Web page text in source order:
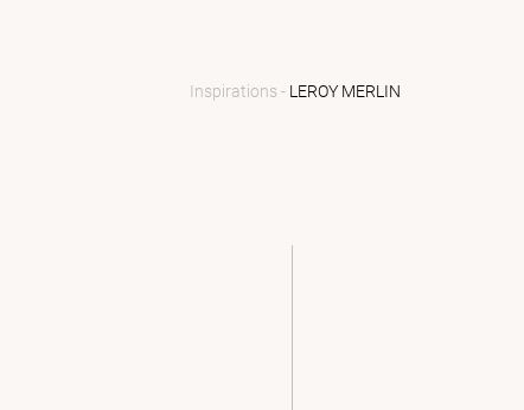
Inspirations - LEROY MERLIN